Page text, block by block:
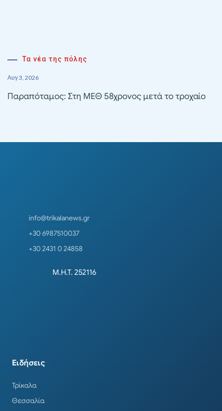
Τα νέα της πόλης
Αυγ 3, 2026
Παραπόταμος: Στη ΜΕΘ 58χρονος μετά το τροχαίο
info@trikalanews.gr
+30 6987510037
+30 2431 0 24858
Μ.Η.Τ. 252116
Ειδήσεις
Τρίκαλα
Θεσσαλία